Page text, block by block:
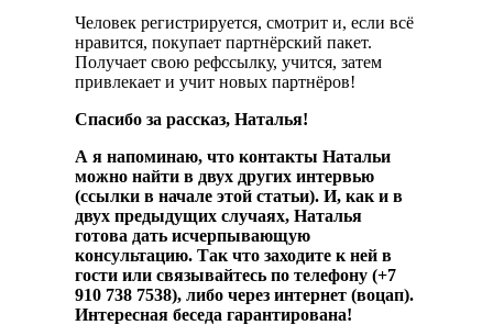
Человек регистрируется, смотрит и, если всё
нравится, покупает партнёрский пакет.
Получает свою рефссылку, учится, затем
привлекает и учит новых партнёров!
Спасибо за рассказ, Наталья!
А я напоминаю, что контакты Натальи
можно найти в двух других интервью
(ссылки в начале этой статьи). И, как и в
двух предыдущих случаях, Наталья
готова дать исчерпывающую
консультацию. Так что заходите к ней в
гости или связывайтесь по телефону (+7
910 738 7538), либо через интернет (воцап).
Интересная беседа гарантирована!